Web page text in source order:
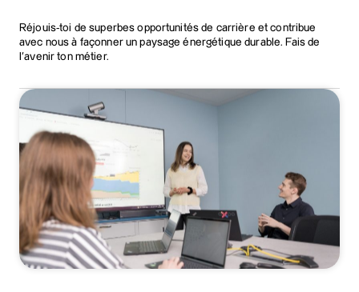
Réjouis-toi de superbes opportunités de carrière et contribue
avec nous à façonner un paysage énergétique durable. Fais de
l’avenir ton métier.